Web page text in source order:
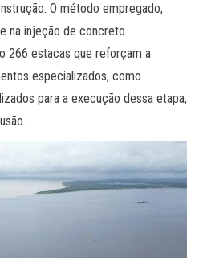
O método empregado,
na injeção de concreto
266 estacas que reforçam a
especializados, como
para a execução dessa etapa,